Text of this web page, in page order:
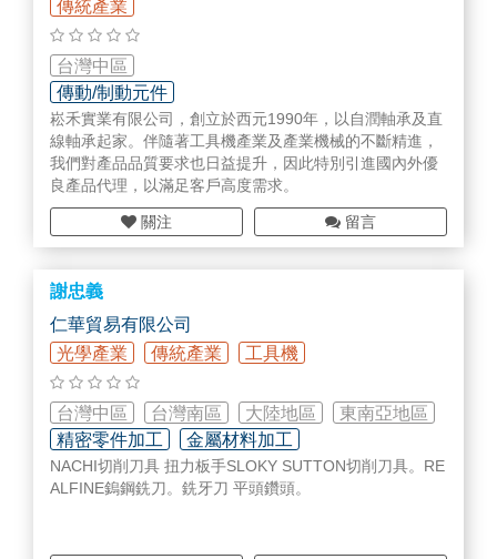
式測頭。
生物科技：教學顯微鏡、解剖顯微鏡、拍照系統。
二手儀器：二手顯微鏡買賣(中古儀器皆有保固) 。
傳統產業
台灣中區
傳動/制動元件
崧禾實業有限公司，創立於西元1990年，以自潤軸承及直
線軸承起家。伴隨著工具機產業及產業機械的不斷精進，
我們對產品品質要求也日益提升，因此特別引進國內外優
良產品代理，以滿足客戶高度需求。
關注 留言
謝忠義
仁華貿易有限公司
光學產業
傳統產業 工具機
台灣中區 台灣南區 大陸地區
東南亞地區
精密零件加工
金屬材料加工
刀具/切削具/夾治具
NACHI切削刀具 扭力板手SLOKY SUTTON切削刀具。RE
ALFINE鎢鋼銑刀。銑牙刀 平頭鑽頭。